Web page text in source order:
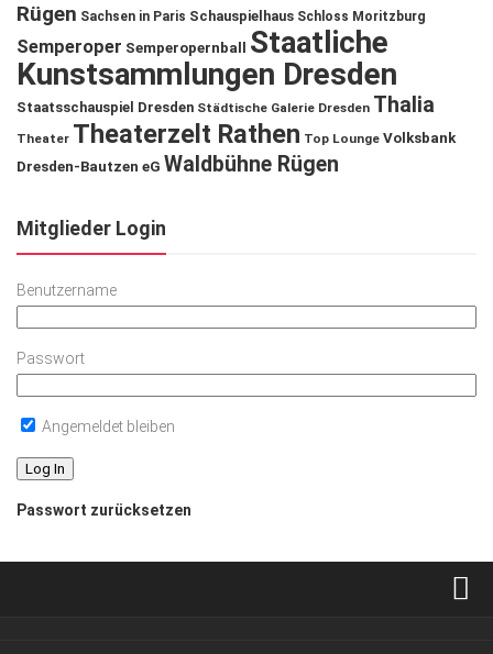
Rügen Sachsen in Paris Schauspielhaus Schloss Moritzburg
Semperoper Semperopernball
Staatliche
Kunstsammlungen Dresden
Staatsschauspiel Dresden Städtische Galerie Dresden Thalia
Theater Theaterzelt Rathen Top Lounge Volksbank
Dresden-Bautzen eG Waldbühne Rügen
Mitglieder Login
Benutzername
Passwort
Angemeldet bleiben
Passwort zurücksetzen